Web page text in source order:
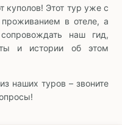
куполов! Этот тур уже с
в отеле, а
наш гид,
и истории об этом
наших туров – звоните